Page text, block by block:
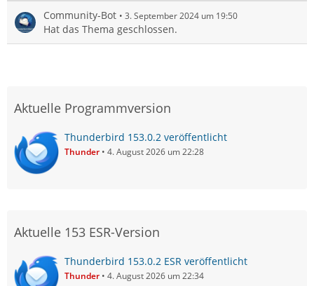
Community-Bot 3. September 2024 um 19:50
Hat das Thema geschlossen.
Aktuelle Programmversion
Thunderbird 153.0.2 veröffentlicht
Thunder 4. August 2026 um 22:28
Aktuelle 153 ESR-Version
Thunderbird 153.0.2 ESR veröffentlicht
Thunder 4. August 2026 um 22:34